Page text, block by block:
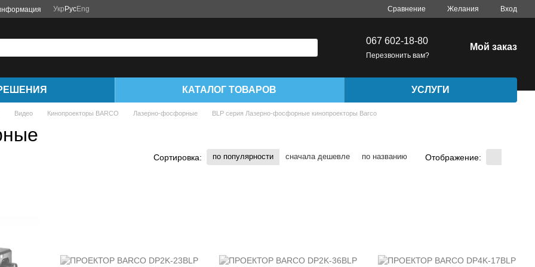
Укр РусEng Сравнение Желания Вход
067 602-18-80
Перезвонить вам?
Мой заказ
КАТАЛОГ ТОВАРОВ УСЛУГИ
Видео Кинопроекторы BARCO Лазерно-фосфорные BLP серия Лазерно-фосфорные кинопроекторы Barco
Сортировка: по популярности сначала дешевле по названию Отображение: